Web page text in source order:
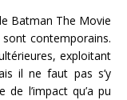
Batman The Movie
contemporains.
exploitant
il ne faut pas s’y
l’impact qu’a pu